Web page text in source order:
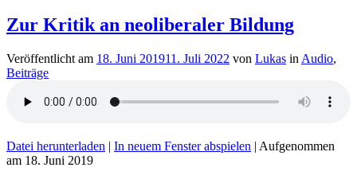
Zur Kritik an neoliberaler Bildung
Veröffentlicht am 18. Juni 201911. Juli 2022 von Lukas in Audio,
Beiträge
Datei herunterladen | In neuem Fenster abspielen | Aufgenommen
am 18. Juni 2019